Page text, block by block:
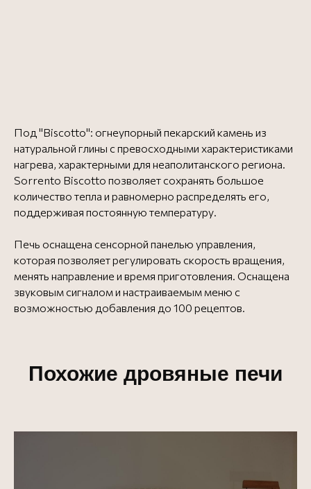
Под "Biscotto": огнеупорный пекарский камень из
натуральной глины с превосходными характеристиками
нагрева, характерными для неаполитанского региона.
Sorrento Biscotto позволяет сохранять большое
количество тепла и равномерно распределять его,
поддерживая постоянную температуру.
Печь оснащена сенсорной панелью управления,
которая позволяет регулировать скорость вращения,
менять направление и время приготовления. Оснащена
звуковым сигналом и настраиваемым меню с
возможностью добавления до 100 рецептов.
Похожие дровяные печи